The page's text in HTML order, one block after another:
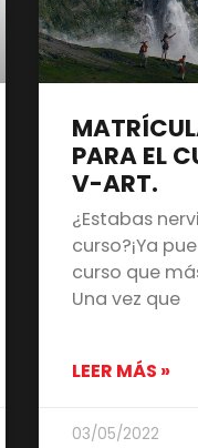
PARA EL
V-ART.
¿Estabas
curso?¡Ya
curso que
Una vez que
LEER MÁS »
03/05/2022